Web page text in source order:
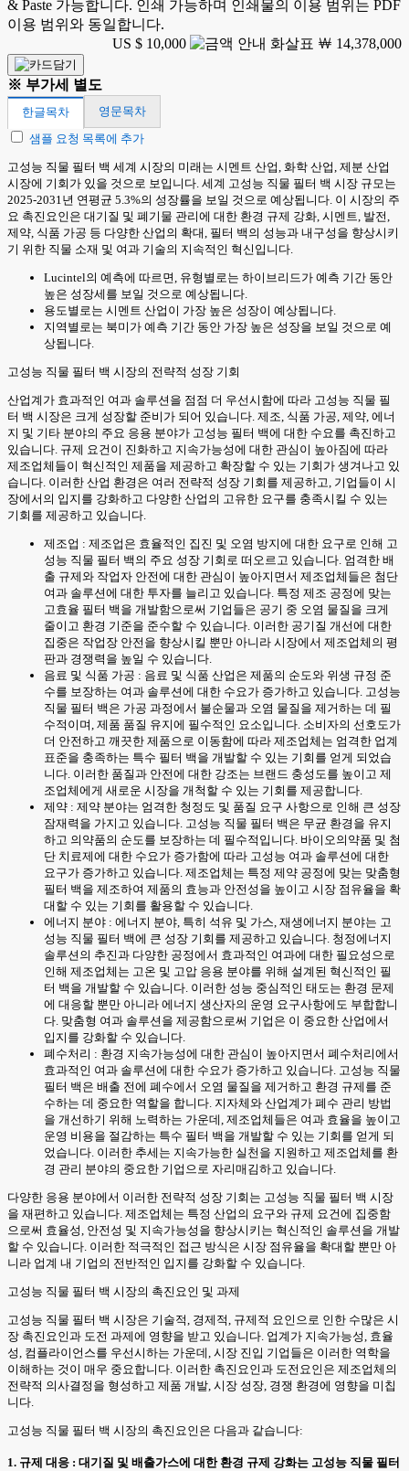
& Paste 가능합니다. 인쇄 가능하며 인쇄물의 이용 범위는 PDF
이용 범위와 동일합니다.
US $ 10,000
￦ 14,378,000
※ 부가세 별도
한글목차
영문목차
샘플 요청 목록에 추가
고성능 직물 필터 백 세계 시장의 미래는 시멘트 산업, 화학 산업, 제분 산업
시장에 기회가 있을 것으로 보입니다. 세계 고성능 직물 필터 백 시장 규모는
2025-2031년 연평균 5.3%의 성장률을 보일 것으로 예상됩니다. 이 시장의 주
요 촉진요인은 대기질 및 폐기물 관리에 대한 환경 규제 강화, 시멘트, 발전,
제약, 식품 가공 등 다양한 산업의 확대, 필터 백의 성능과 내구성을 향상시키
기 위한 직물 소재 및 여과 기술의 지속적인 혁신입니다.
Lucintel의 예측에 따르면, 유형별로는 하이브리드가 예측 기간 동안
높은 성장세를 보일 것으로 예상됩니다.
용도별로는 시멘트 산업이 가장 높은 성장이 예상됩니다.
지역별로는 북미가 예측 기간 동안 가장 높은 성장을 보일 것으로 예
상됩니다.
고성능 직물 필터 백 시장의 전략적 성장 기회
산업계가 효과적인 여과 솔루션을 점점 더 우선시함에 따라 고성능 직물 필
터 백 시장은 크게 성장할 준비가 되어 있습니다. 제조, 식품 가공, 제약, 에너
지 및 기타 분야의 주요 응용 분야가 고성능 필터 백에 대한 수요를 촉진하고
있습니다. 규제 요건이 진화하고 지속가능성에 대한 관심이 높아짐에 따라
제조업체들이 혁신적인 제품을 제공하고 확장할 수 있는 기회가 생겨나고 있
습니다. 이러한 산업 환경은 여러 전략적 성장 기회를 제공하고, 기업들이 시
장에서의 입지를 강화하고 다양한 산업의 고유한 요구를 충족시킬 수 있는
기회를 제공하고 있습니다.
제조업 : 제조업은 효율적인 집진 및 오염 방지에 대한 요구로 인해 고
성능 직물 필터 백의 주요 성장 기회로 떠오르고 있습니다. 엄격한 배
출 규제와 작업자 안전에 대한 관심이 높아지면서 제조업체들은 첨단
여과 솔루션에 대한 투자를 늘리고 있습니다. 특정 제조 공정에 맞는
고효율 필터 백을 개발함으로써 기업들은 공기 중 오염 물질을 크게
줄이고 환경 기준을 준수할 수 있습니다. 이러한 공기질 개선에 대한
집중은 작업장 안전을 향상시킬 뿐만 아니라 시장에서 제조업체의 평
판과 경쟁력을 높일 수 있습니다.
음료 및 식품 가공 : 음료 및 식품 산업은 제품의 순도와 위생 규정 준
수를 보장하는 여과 솔루션에 대한 수요가 증가하고 있습니다. 고성능
직물 필터 백은 가공 과정에서 불순물과 오염 물질을 제거하는 데 필
수적이며, 제품 품질 유지에 필수적인 요소입니다. 소비자의 선호도가
더 안전하고 깨끗한 제품으로 이동함에 따라 제조업체는 엄격한 업계
표준을 충족하는 특수 필터 백을 개발할 수 있는 기회를 얻게 되었습
니다. 이러한 품질과 안전에 대한 강조는 브랜드 충성도를 높이고 제
조업체에게 새로운 시장을 개척할 수 있는 기회를 제공합니다.
제약 : 제약 분야는 엄격한 청정도 및 품질 요구 사항으로 인해 큰 성장
잠재력을 가지고 있습니다. 고성능 직물 필터 백은 무균 환경을 유지
하고 의약품의 순도를 보장하는 데 필수적입니다. 바이오의약품 및 첨
단 치료제에 대한 수요가 증가함에 따라 고성능 여과 솔루션에 대한
요구가 증가하고 있습니다. 제조업체는 특정 제약 공정에 맞는 맞춤형
필터 백을 제조하여 제품의 효능과 안전성을 높이고 시장 점유율을 확
대할 수 있는 기회를 활용할 수 있습니다.
에너지 분야 : 에너지 분야, 특히 석유 및 가스, 재생에너지 분야는 고
성능 직물 필터 백에 큰 성장 기회를 제공하고 있습니다. 청정에너지
솔루션의 추진과 다양한 공정에서 효과적인 여과에 대한 필요성으로
인해 제조업체는 고온 및 고압 응용 분야를 위해 설계된 혁신적인 필
터 백을 개발할 수 있습니다. 이러한 성능 중심적인 태도는 환경 문제
에 대응할 뿐만 아니라 에너지 생산자의 운영 요구사항에도 부합합니
다. 맞춤형 여과 솔루션을 제공함으로써 기업은 이 중요한 산업에서
입지를 강화할 수 있습니다.
폐수처리 : 환경 지속가능성에 대한 관심이 높아지면서 폐수처리에서
효과적인 여과 솔루션에 대한 수요가 증가하고 있습니다. 고성능 직물
필터 백은 배출 전에 폐수에서 오염 물질을 제거하고 환경 규제를 준
수하는 데 중요한 역할을 합니다. 지자체와 산업계가 폐수 관리 방법
을 개선하기 위해 노력하는 가운데, 제조업체들은 여과 효율을 높이고
운영 비용을 절감하는 특수 필터 백을 개발할 수 있는 기회를 얻게 되
었습니다. 이러한 추세는 지속가능한 실천을 지원하고 제조업체를 환
경 관리 분야의 중요한 기업으로 자리매김하고 있습니다.
다양한 응용 분야에서 이러한 전략적 성장 기회는 고성능 직물 필터 백 시장
을 재편하고 있습니다. 제조업체는 특정 산업의 요구와 규제 요건에 집중함
으로써 효율성, 안전성 및 지속가능성을 향상시키는 혁신적인 솔루션을 개발
할 수 있습니다. 이러한 적극적인 접근 방식은 시장 점유율을 확대할 뿐만 아
니라 업계 내 기업의 전반적인 입지를 강화할 수 있습니다.
고성능 직물 필터 백 시장의 촉진요인 및 과제
고성능 직물 필터 백 시장은 기술적, 경제적, 규제적 요인으로 인한 수많은 시
장 촉진요인과 도전 과제에 영향을 받고 있습니다. 업계가 지속가능성, 효율
성, 컴플라이언스를 우선시하는 가운데, 시장 진입 기업들은 이러한 역학을
이해하는 것이 매우 중요합니다. 이러한 촉진요인과 도전요인은 제조업체의
전략적 의사결정을 형성하고 제품 개발, 시장 성장, 경쟁 환경에 영향을 미칩
니다.
고성능 직물 필터 백 시장의 촉진요인은 다음과 같습니다:
1. 규제 대응 : 대기질 및 배출가스에 대한 환경 규제 강화는 고성능 직물 필터